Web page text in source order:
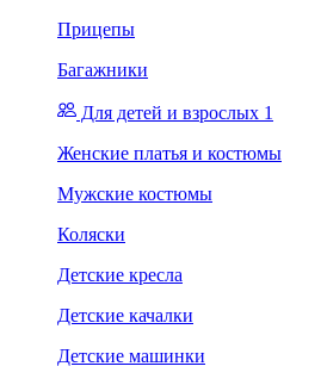
Прицепы
Багажники
Для детей и взрослых 1
Женские платья и костюмы
Мужские костюмы
Коляски
Детские кресла
Детские качалки
Детские машинки